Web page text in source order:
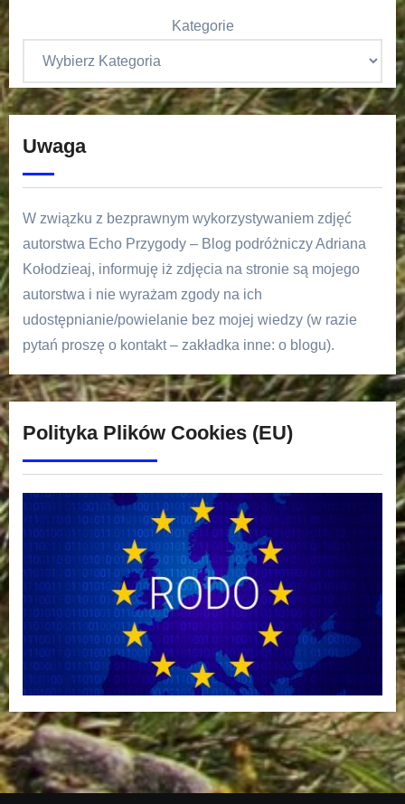
Kategorie
Uwaga
W związku z bezprawnym wykorzystywaniem zdjęć
autorstwa Echo Przygody – Blog podróżniczy Adriana
Kołodzieaj, informuję iż zdjęcia na stronie są mojego
autorstwa i nie wyrażam zgody na ich
udostępnianie/powielanie bez mojej wiedzy (w razie
pytań proszę o kontakt – zakładka inne: o blogu).
Polityka Plików Cookies (EU)